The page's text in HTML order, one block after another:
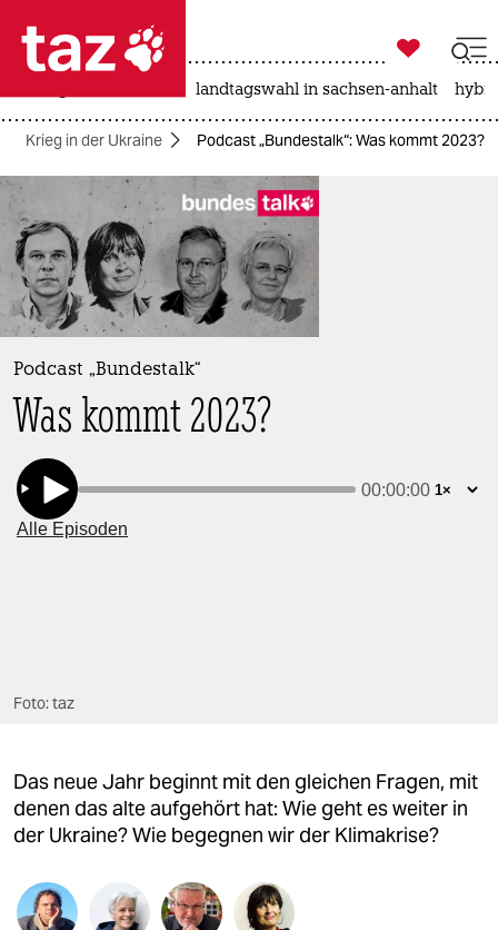
 taz zahl ich
taz zahl ich
themen
politik
öko
kultur
sport
berlin
verlag
shop
fragen & hilfe
abo

taz zahl ich
landtagswahl in sachsen-anhalt
Krieg in der Ukraine Podcast „Bundestalk“: Was kommt 2023?
Podcast „Bundestalk“
Was kommt 2023?
Foto: taz
Das neue Jahr beginnt mit den gleichen Fragen, mit
denen das alte aufgehört hat: Wie geht es weiter in
der Ukraine? Wie begegnen wir der Klimakrise?